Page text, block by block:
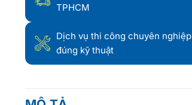
TPHCM
Dịch vụ thi công chuyên nghiệp
đúng kỹ thuật